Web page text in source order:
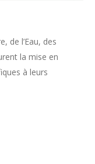
de l’Eau, des
la mise en
à leurs